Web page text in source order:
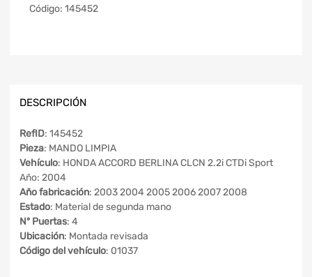
Código: 145452
DESCRIPCIÓN
RefID: 145452
Pieza: MANDO LIMPIA
Vehículo: HONDA ACCORD BERLINA CLCN 2.2i CTDi Sport
Año: 2004
Año fabricación: 2003 2004 2005 2006 2007 2008
Estado: Material de segunda mano
Nº Puertas: 4
Ubicación: Montada revisada
Código del vehículo: 01037